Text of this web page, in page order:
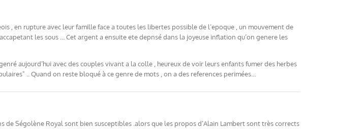
, en rupture avec leur famille face a toutes les libertes possible de l’epoque , un mouvement de
les sous … Cet argent a ensuite ete depnsé dans la joyeuse inflation qu’on genere les
aujourd’hui avec des couples vivant a la colle , heureux de voir leurs enfants fumer des herbes
.. Quand on reste bloqué à ce genre de mots , on a des references perimées…
de Ségolène Royal sont bien susceptibles .alors que les propos d’Alain Lambert sont très corrects